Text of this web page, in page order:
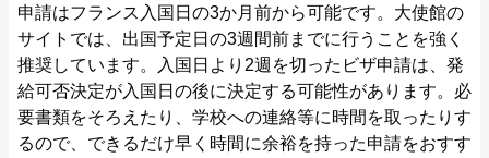
申請はフランス入国日の3か月前から可能です。大使館の
サイトでは、出国予定日の3週間前までに行うことを強く
推奨しています。入国日より2週を切ったビザ申請は、発
給可否決定が入国日の後に決定する可能性があります。必
要書類をそろえたり、学校への連絡等に時間を取ったりす
るので、できるだけ早く時間に余裕を持った申請をおすす